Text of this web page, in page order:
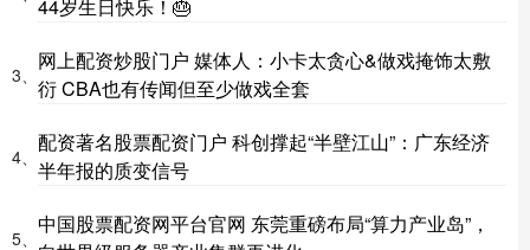
44岁生日快乐！🎂
3、
网上配资炒股门户 媒体人：小卡太贪心&做戏掩饰太敷
衍 CBA也有传闻但至少做戏全套
4、
配资著名股票配资门户 科创撑起“半壁江山”：广东经济
半年报的质变信号
5、
中国股票配资网平台官网 东莞重磅布局“算力产业岛”，